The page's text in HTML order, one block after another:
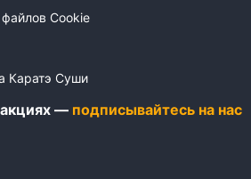
Cookie
Каратэ Суши
— подписывайтесь на нас